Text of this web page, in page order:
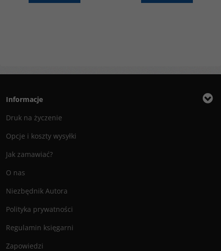
Informacje
Druk na życzenie
Opcje i koszty wysyłki
Jak zamawiać?
O nas
Niezbędnik Autora
Polityka prywatności
Regulamin księgarni
Zapowiedzi